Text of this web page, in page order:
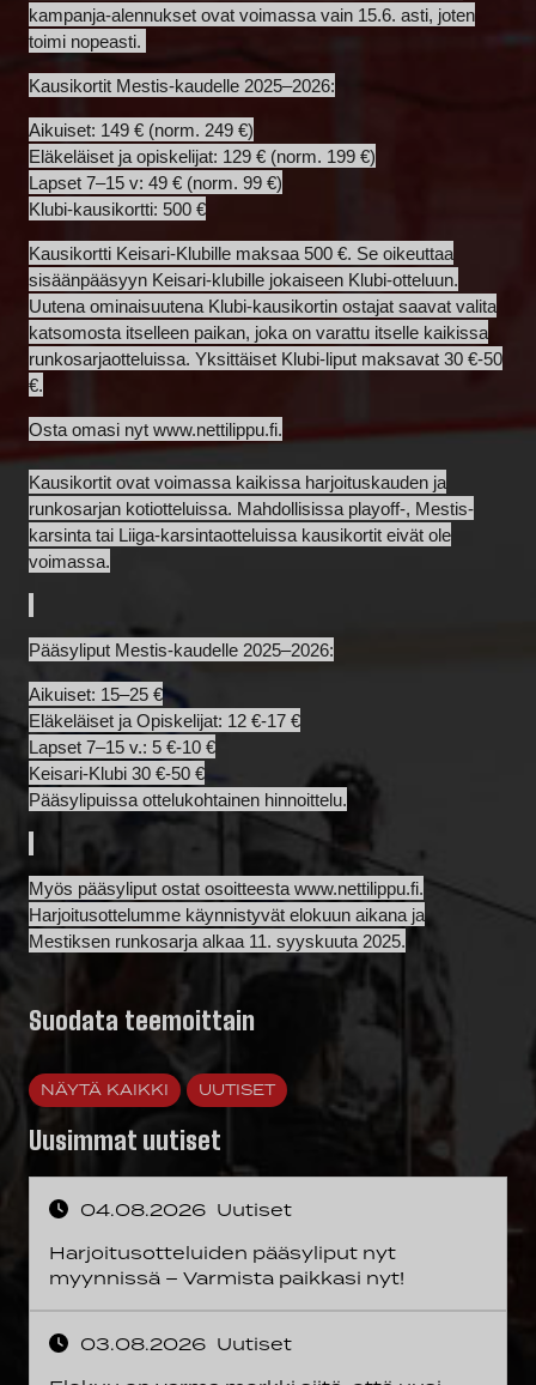
kampanja-alennukset ovat voimassa vain 15.6. asti, joten
toimi nopeasti.
Kausikortit Mestis-kaudelle 2025–2026:
Aikuiset: 149 € (norm. 249 €)
Eläkeläiset ja opiskelijat: 129 € (norm. 199 €)
Lapset 7–15 v: 49 € (norm. 99 €)
Klubi-kausikortti: 500 €
Kausikortti Keisari-Klubille maksaa 500 €. Se oikeuttaa
sisäänpääsyyn Keisari-klubille jokaiseen Klubi-otteluun.
Uutena ominaisuutena Klubi-kausikortin ostajat saavat valita
katsomosta itselleen paikan, joka on varattu itselle kaikissa
runkosarjaotteluissa. Yksittäiset Klubi-liput maksavat 30 €-50
€.
Osta omasi nyt www.nettilippu.fi.
Kausikortit ovat voimassa kaikissa harjoituskauden ja
runkosarjan kotiotteluissa. Mahdollisissa playoff-, Mestis-
karsinta tai Liiga-karsintaotteluissa kausikortit eivät ole
voimassa.
Pääsyliput Mestis-kaudelle 2025–2026:
Aikuiset: 15–25 €
Eläkeläiset ja Opiskelijat: 12 €-17 €
Lapset 7–15 v.: 5 €-10 €
Keisari-Klubi 30 €-50 €
Pääsylipuissa ottelukohtainen hinnoittelu.
Myös pääsyliput ostat osoitteesta www.nettilippu.fi.
Harjoitusottelumme käynnistyvät elokuun aikana ja
Mestiksen runkosarja alkaa 11. syyskuuta 2025.
Suodata teemoittain
NÄYTÄ KAIKKI UUTISET
Uusimmat uutiset
04.08.2026 Uutiset
Harjoitusotteluiden pääsyliput nyt
myynnissä – Varmista paikkasi nyt!
03.08.2026 Uutiset